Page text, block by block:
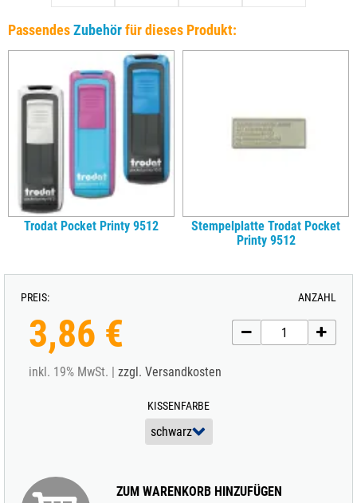
PassendesZubehörfür dieses Produkt:
Trodat Pocket Printy 9512
Stempelplatte Trodat Pocket
Printy 9512
PREIS:
3,86 €
inkl. 19% MwSt. | zzgl. Versandkosten
KISSENFARBE
ANZAHL
ZUM WARENKORB HINZUFÜGEN